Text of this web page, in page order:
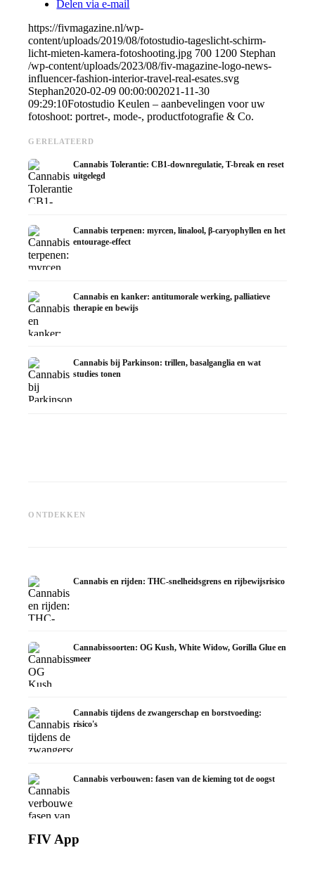
Delen via e-mail
https://fivmagazine.nl/wp-
content/uploads/2019/08/fotostudio-tageslicht-schirm-
licht-mieten-kamera-fotoshooting.jpg 700 1200 Stephan
/wp-content/uploads/2023/08/fiv-magazine-logo-news-
influencer-fashion-interior-travel-real-esates.svg
Stephan2020-02-09 00:00:002021-11-30
09:29:10Fotostudio Keulen – aanbevelingen voor uw
fotoshoot: portret-, mode-, productfotografie & Co.
GERELATEERD
Cannabis Tolerantie: CB1-downregulatie, T-break en reset
uitgelegd
Cannabis terpenen: myrcen, linalool, β-caryophyllen en het
entourage-effect
Cannabis en kanker: antitumorale werking, palliatieve
therapie en bewijs
Cannabis bij Parkinson: trillen, basalganglia en wat
studies tonen
ONTDEKKEN
tonen
Cannabis en rijden: THC-snelheidsgrens en rijbewijsrisico
Cannabissoorten: OG Kush, White Widow, Gorilla Glue en
meer
Cannabis tijdens de zwangerschap en borstvoeding:
risico's
Cannabis verbouwen: fasen van de kieming tot de oogst
FIV App